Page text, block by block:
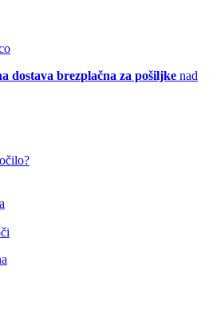
dostava brezplačna za pošiljke nad